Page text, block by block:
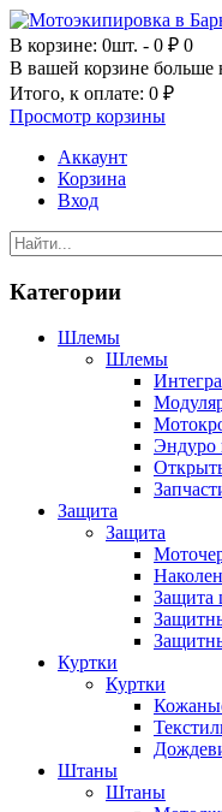
В корзине: 0шт. - 0 ₽ 0
В вашей корзине больше
Итого, к оплате: 0 ₽
Просмотр корзины
Аккаунт
Корзина
Вход
Категории
Шлемы
Шлемы
Защита
Защита
Защита
Куртки
Куртки
Штаны
Штаны